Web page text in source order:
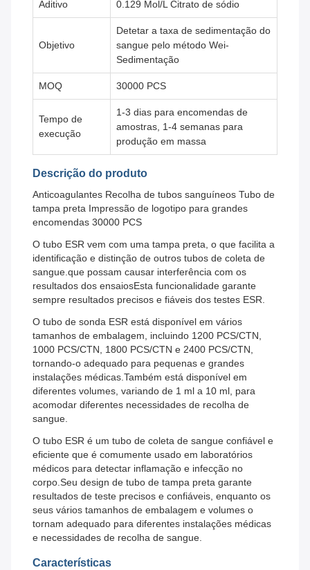
Aditivo 0.129 Mol/L Citrato de sódio
Objetivo
Detetar a taxa de sedimentação do
sangue pelo método Wei-
Sedimentação
MOQ 30000 PCS
Tempo de
execução
1-3 dias para encomendas de
amostras, 1-4 semanas para
produção em massa
Descrição do produto
Anticoagulantes Recolha de tubos sanguíneos Tubo de
tampa preta Impressão de logotipo para grandes
encomendas 30000 PCS
O tubo ESR vem com uma tampa preta, o que facilita a
identificação e distinção de outros tubos de coleta de
sangue.que possam causar interferência com os
resultados dos ensaiosEsta funcionalidade garante
sempre resultados precisos e fiáveis dos testes ESR.
O tubo de sonda ESR está disponível em vários
tamanhos de embalagem, incluindo 1200 PCS/CTN,
1000 PCS/CTN, 1800 PCS/CTN e 2400 PCS/CTN,
tornando-o adequado para pequenas e grandes
instalações médicas.Também está disponível em
diferentes volumes, variando de 1 ml a 10 ml, para
acomodar diferentes necessidades de recolha de
sangue.
O tubo ESR é um tubo de coleta de sangue confiável e
eficiente que é comumente usado em laboratórios
médicos para detectar inflamação e infecção no
corpo.Seu design de tubo de tampa preta garante
resultados de teste precisos e confiáveis, enquanto os
seus vários tamanhos de embalagem e volumes o
tornam adequado para diferentes instalações médicas
e necessidades de recolha de sangue.
Características